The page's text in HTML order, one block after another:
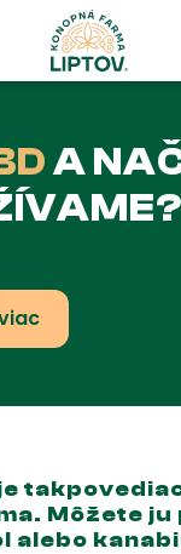
A
Môžete ju
alebo